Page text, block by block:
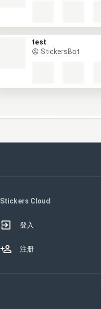
test
StickersBot
Stickers Cloud
登入
注册